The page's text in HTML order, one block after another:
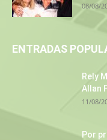
08/08/
ENTRADAS
Rely
Allan
11/08/
Por